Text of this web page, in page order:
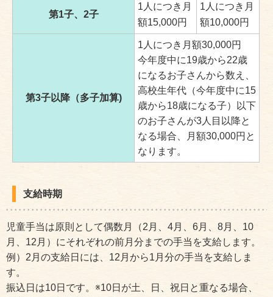
第1子、2子
1人につき月
額15,000円
1人につき月
額10,000円
第3子以降（多子加算)
1人につき月額30,000円
今年度中に19歳から22歳
になるお子さんから数え、
高校生年代（今年度中に15
歳から18歳になる子）以下
のお子さんが3人目以降と
なる場合、月額30,000円と
なります。
支給時期
児童手当は原則として偶数月（2月、4月、6月、8月、10
月、12月）にそれぞれの前月分までの手当を支給します。
例）2月の支給日には、12月から1月分の手当を支給しま
す。
振込日は10日です。※10日が土、日、祝日と重なる場合、